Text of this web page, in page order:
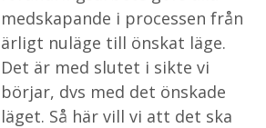
medskapande i processen från
ärligt nuläge till önskat läge.
Det är med slutet i sikte vi
börjar, dvs med det önskade
läget. Så här vill vi att det ska